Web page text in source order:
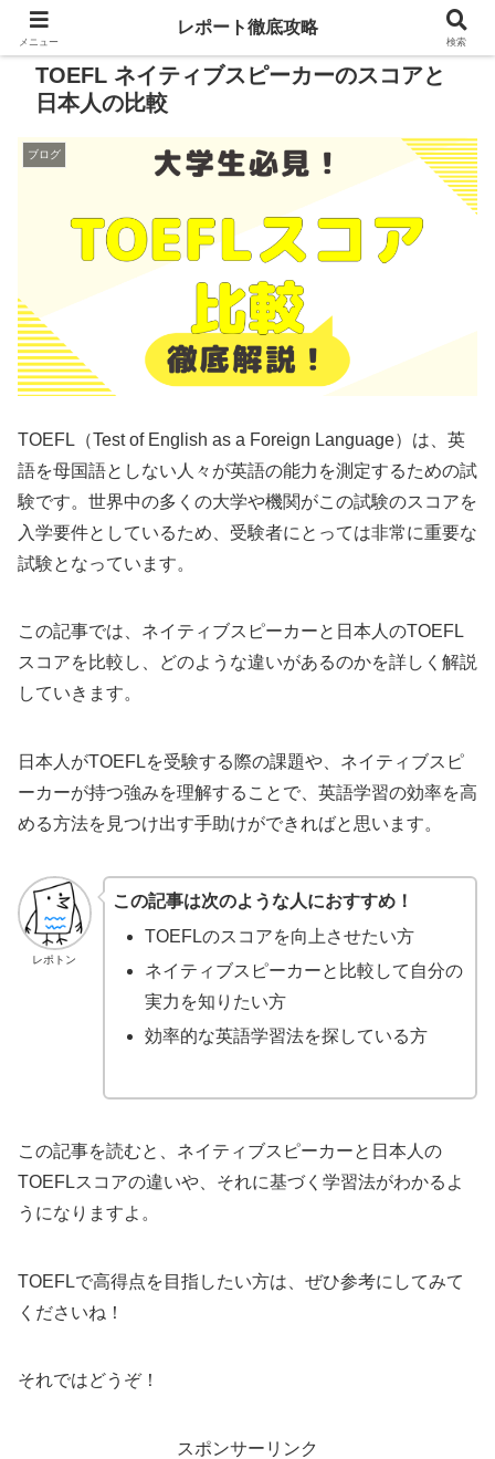
TOEFL ネイティブスピーカーのスコアと
日本人の比較
ブログ
TOEFL（Test of English as a Foreign Language）は、英
語を母国語としない人々が英語の能力を測定するための試
験です。世界中の多くの大学や機関がこの試験のスコアを
入学要件としているため、受験者にとっては非常に重要な
試験となっています。
この記事では、ネイティブスピーカーと日本人のTOEFL
スコアを比較し、どのような違いがあるのかを詳しく解説
していきます。
日本人がTOEFLを受験する際の課題や、ネイティブスピ
ーカーが持つ強みを理解することで、英語学習の効率を高
める方法を見つけ出す手助けができればと思います。
レポトン
この記事は次のような人におすすめ！
TOEFLのスコアを向上させたい方
ネイティブスピーカーと比較して自分の
実力を知りたい方
効率的な英語学習法を探している方
この記事を読むと、ネイティブスピーカーと日本人の
TOEFLスコアの違いや、それに基づく学習法がわかるよ
うになりますよ。
TOEFLで高得点を目指したい方は、ぜひ参考にしてみて
くださいね！
それではどうぞ！
スポンサーリンク
メニュー
レポート徹底攻略
検索